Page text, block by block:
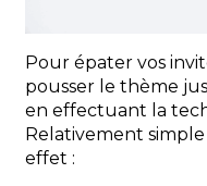
Pour épater vos
pousser le thème
en effectuant la
Relativement
effet :